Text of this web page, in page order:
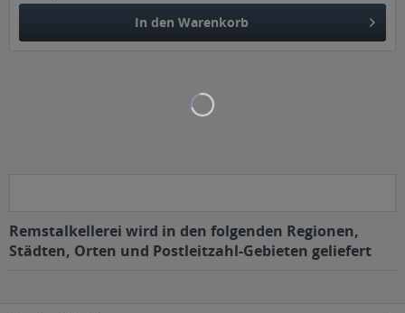
In den Warenkorb
Remstalkellerei wird in den folgenden Regionen,
Städten, Orten und Postleitzahl-Gebieten geliefert